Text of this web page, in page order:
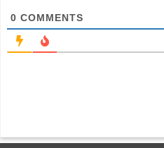
0 COMMENTS